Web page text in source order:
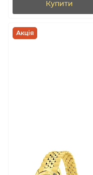
Купити
Акція